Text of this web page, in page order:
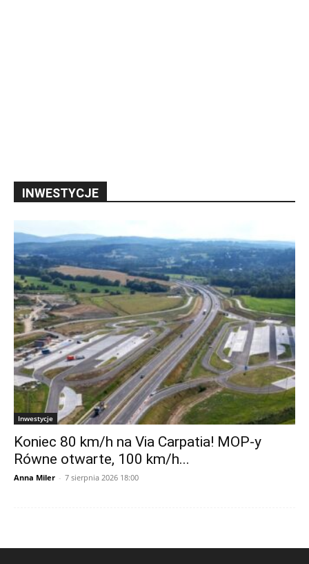
INWESTYCJE
Inwestycje
Koniec 80 km/h na Via Carpatia! MOP-y
Równe otwarte, 100 km/h...
Anna Miler - 7 sierpnia 2026 18:00